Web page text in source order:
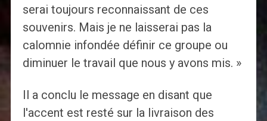
serai toujours reconnaissant de ces
souvenirs. Mais je ne laisserai pas la
calomnie infondée définir ce groupe ou
diminuer le travail que nous y avons mis. »
Il a conclu le message en disant que
l'accent est resté sur la livraison des